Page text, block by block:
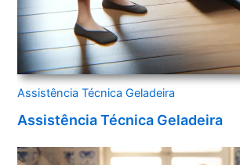
Assistência Técnica Geladeira
Assistência Técnica Geladeira